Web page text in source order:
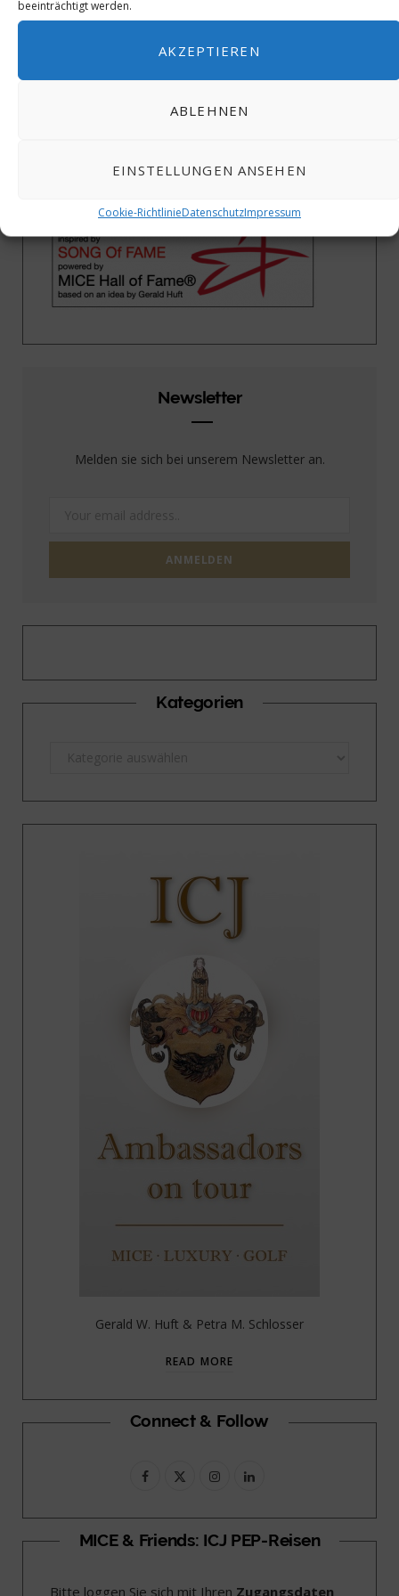
beeinträchtigt werden.
AKZEPTIEREN
ABLEHNEN
EINSTELLUNGEN ANSEHEN
Cookie-RichtlinieDatenschutzImpressum
Newsletter
Melden sie sich bei unserem Newsletter an.
Kategorien
Gerald W. Huft & Petra M. Schlosser
READ MORE
Connect & Follow
F
c
T
I
s
L
n
MICE & Friends: ICJ PEP-Reisen
Bitte loggen Sie sich mit Ihren Zugangsdaten